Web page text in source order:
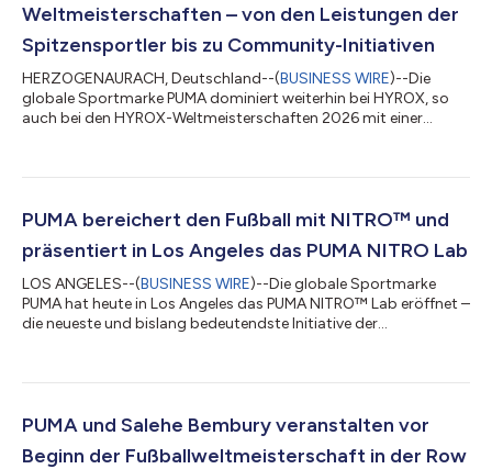
Weltmeisterschaften – von den Leistungen der
Spitzensportler bis zu Community-Initiativen
HERZOGENAURACH, Deutschland--(BUSINESS WIRE)--Die
globale Sportmarke PUMA dominiert weiterhin bei HYROX, so
auch bei den HYROX-Weltmeisterschaften 2026 mit einer
Pettrow, die mit Australien zum zweiten Mal in Folge die Mixed-
beeindruckenden Zeit von 50 Minuten und 19 Sekunden.
PUMA bereichert den Fußball mit NITRO™ und
präsentiert in Los Angeles das PUMA NITRO Lab
LOS ANGELES--(BUSINESS WIRE)--Die globale Sportmarke
PUMA hat heute in Los Angeles das PUMA NITRO™ Lab eröffnet –
die neueste und bislang bedeutendste Initiative der
NITRO™-Technologie. Bei früheren Veranstaltungen des
Laufleistung erforscht und NITRO™ als die maßgebliche
Technologie im Top-Laufsport mit Fast-3 etablier...
PUMA und Salehe Bembury veranstalten vor
Beginn der Fußballweltmeisterschaft in der Row